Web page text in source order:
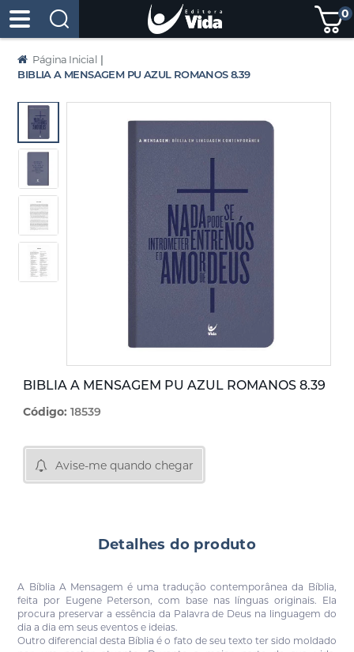
0
Página Inicial |
BIBLIA A MENSAGEM PU AZUL ROMANOS 8.39
BIBLIA A MENSAGEM PU AZUL ROMANOS 8.39
Código:18539
Avise-me quando chegar
Detalhes do produto
A Bíblia A Mensagem é uma tradução contemporânea da Bíblia,
feita por Eugene Peterson, com base nas línguas originais. Ela
procura preservar a essência da Palavra de Deus na linguagem do
dia a dia em seus eventos e ideias.
Outro diferencial desta Bíblia é o fato de seu texto ter sido moldado